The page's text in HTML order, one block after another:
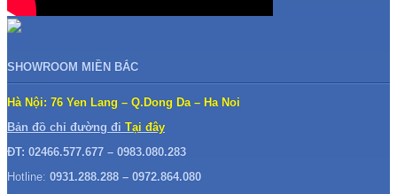
SHOWROOM MIỀN BẮC
Hà Nội: 76 Yen Lang – Q.Dong Da – Ha Noi
Bản đồ chỉ đường đi Tại đây
ĐT: 02466.577.677 – 0983.080.283
Hotline: 0931.288.288 – 0972.864.080